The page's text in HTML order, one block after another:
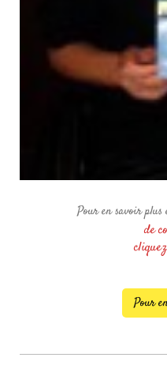
Pour en savoir
de
Pour